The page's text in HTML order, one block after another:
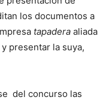
los documentos a
tapadera aliada
y presentar la suya,
del concurso las